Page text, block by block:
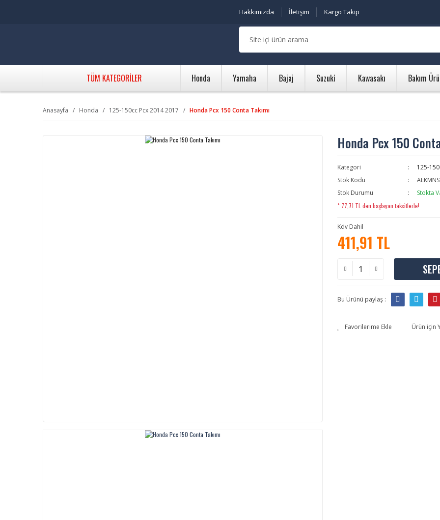
Hakkımızda İletişim Kargo Takip
TÜM KATEGORİLER Honda Yamaha Bajaj Suzuki Kawasakı Bakım
Anasayfa Honda 125-150cc Pcx 2014 2017 Honda Pcx 150 Conta Takımı
Honda Pcx 150
Kategori
125-
Stok Kodu
Stok Durumu
Stokta
* 77,71 TL den başlayan taksitlerle!
Kdv Dahil
411,91 TL
Bu Ürünü paylaş :
Ürün için